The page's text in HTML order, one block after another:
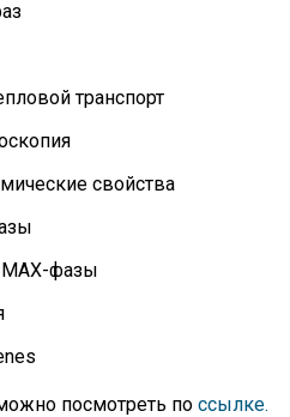
транспорт
свойства
фазы
посмотреть по ссылке.